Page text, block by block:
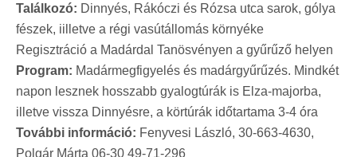
Találkozó: Dinnyés, Rákóczi és Rózsa utca sarok, gólya
fészek, iilletve a régi vasútállomás környéke
Regisztráció a Madárdal Tanösvényen a gyűrűző helyen
Program: Madármegfigyelés és madárgyűrűzés. Mindkét
napon lesznek hosszabb gyalogtúrák is Elza-majorba,
illetve vissza Dinnyésre, a körtúrák időtartama 3-4 óra
További információ: Fenyvesi László, 30-663-4630,
Polgár Márta 06-30 49-71-296